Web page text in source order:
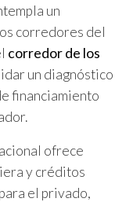
un
corredores del
corredor de los
un diagnóstico
financiamiento
ofrece
y créditos
el privado,